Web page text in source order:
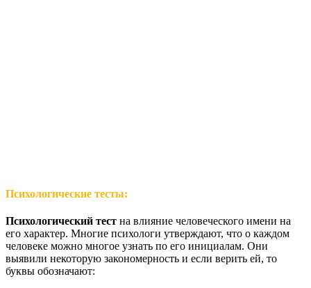
Психологические тесты:
Психологический тест на влияние человеческого имени на
его характер. Многие психологи утверждают, что о каждом
человеке можно многое узнать по его инициалам. Они
выявили некоторую закономерность и если верить ей, то
буквы обозначают: